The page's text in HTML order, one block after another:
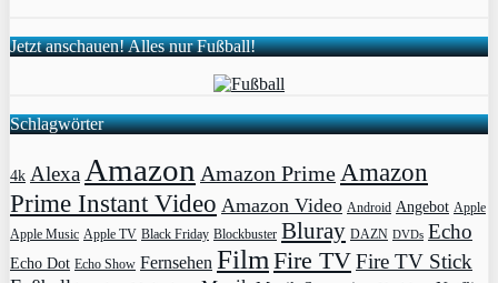
Jetzt anschauen! Alles nur Fußball!
Schlagwörter
4k AlexaAmazon Amazon PrimeAmazon
Prime Instant Video Amazon Video Android Angebot Apple
Apple Music Apple TV Black Friday Blockbuster Bluray DAZN DVDs Echo
Echo Dot Echo Show Fernsehen FilmFire TVFire TV Stick